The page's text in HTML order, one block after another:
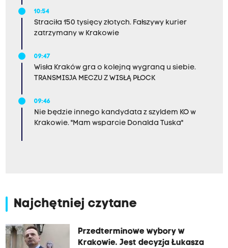
10:54
Straciła 150 tysięcy złotych. Fałszywy kurier
zatrzymany w Krakowie
09:47
Wisła Kraków gra o kolejną wygraną u siebie.
TRANSMISJA MECZU Z WISŁĄ PŁOCK
09:46
Nie będzie innego kandydata z szyldem KO w
Krakowie. "Mam wsparcie Donalda Tuska"
Najchętniej czytane
Przedterminowe wybory w
Krakowie. Jest decyzja Łukasza